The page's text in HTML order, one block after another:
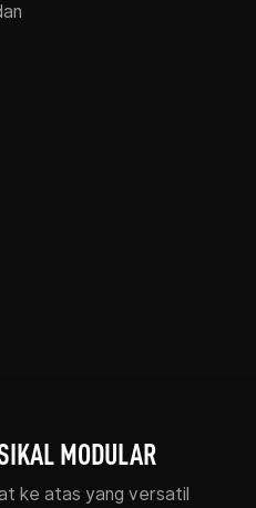
MODULAR
ke atas yang versatil